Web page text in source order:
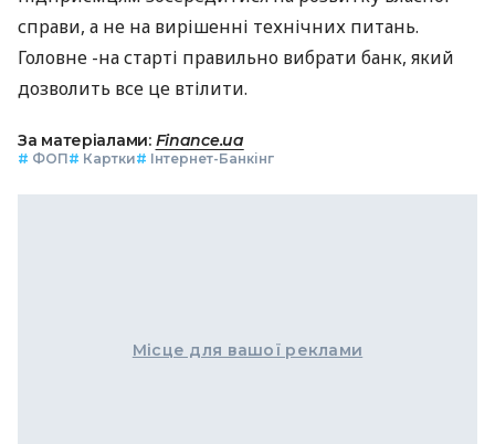
справи, а не на вирішенні технічних питань.
Головне -на старті правильно вибрати банк, який
дозволить все це втілити.
За матеріалами: Finance.ua
# ФОП# Картки# Інтернет-Банкінг
Місце для вашої реклами